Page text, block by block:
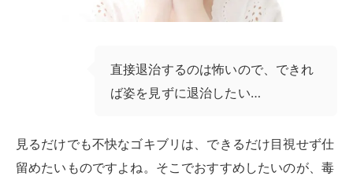
直接退治するのは怖いので、できれ
ば姿を見ずに退治したい…
見るだけでも不快なゴキブリは、できるだけ目視せず仕
留めたいものですよね。そこでおすすめしたいのが、毒